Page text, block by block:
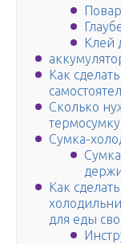
Клей
Как
Сколько
термосумку
Сумка-
Как
для еды